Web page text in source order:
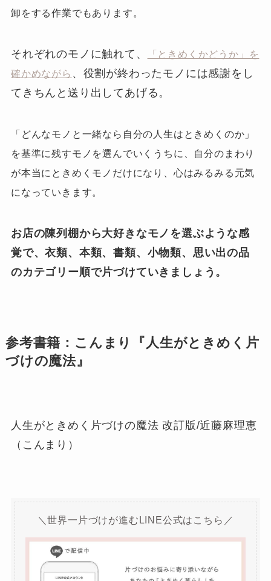
卸をする作業でもあります。
それぞれのモノに触れて、
「ときめくかどうか」を
確かめながら 、役割が終わったモノには感謝をし
てきちんと送り出してあげる。
「どんなモノと一緒なら自分の人生はときめくのか」
を基準に残すモノを選んでいくうちに、自分のまわり
が本当にときめくモノだけになり、心はみるみる元気
になっていきます。
お店の陳列棚から大好きなモノを選ぶような感
覚で、衣類、本類、書類、小物類、思い出の品
のカテゴリー順で片づけていきましょう。
参考書籍：こんまり『人生がときめく片
づけの魔法』
人生がときめく片づけの魔法 改訂版/近藤麻理恵
（こんまり）
＼世界一片づけが進むLINE公式はこちら／